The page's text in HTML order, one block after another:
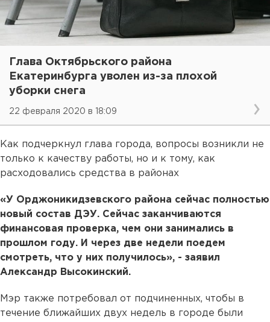
Глава Октябрьского района
Екатеринбурга уволен из-за плохой
уборки снега
22 февраля 2020 в 18:09
Как подчеркнул глава города, вопросы возникли не
только к качеству работы, но и к тому, как
расходовались средства в районах
«У Орджоникидзевского района сейчас полностью
новый состав ДЭУ. Сейчас заканчиваются
финансовая проверка, чем они занимались в
прошлом году. И через две недели поедем
смотреть, что у них получилось», - заявил
Александр Высокинский.
Мэр также потребовал от подчиненных, чтобы в
течение ближайших двух недель в городе были